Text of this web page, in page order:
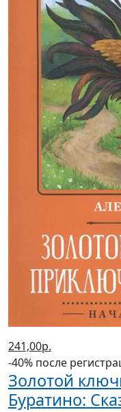
241,00р.
-40% после
Золотой
Буратино: